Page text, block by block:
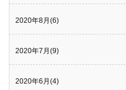
2020年8月(6)
2020年7月(9)
2020年6月(4)